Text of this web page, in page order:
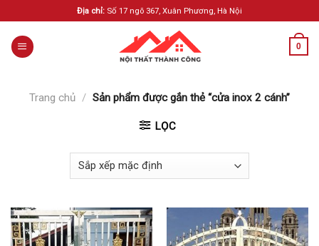
to
content
Địa chỉ: Số 17 ngõ 367, Xuân Phương, Hà Nội
0
Trang chủ / Sản phẩm được gắn thẻ “cửa inox 2 cánh”
LỌC